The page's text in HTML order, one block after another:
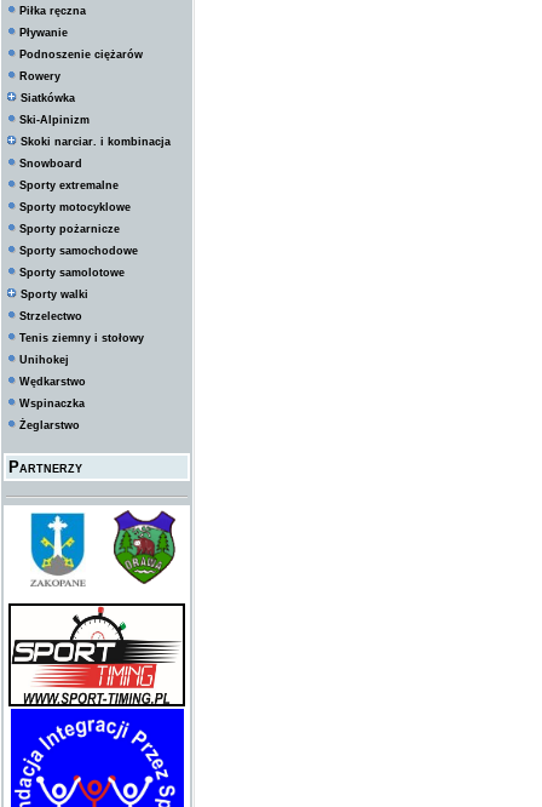
Piłka ręczna
Pływanie
Podnoszenie ciężarów
Rowery
Siatkówka
Ski-Alpinizm
Skoki narciar. i kombinacja
Snowboard
Sporty extremalne
Sporty motocyklowe
Sporty pożarnicze
Sporty samochodowe
Sporty samolotowe
Sporty walki
Strzelectwo
Tenis ziemny i stołowy
Unihokej
Wędkarstwo
Wspinaczka
Żeglarstwo
Partnerzy